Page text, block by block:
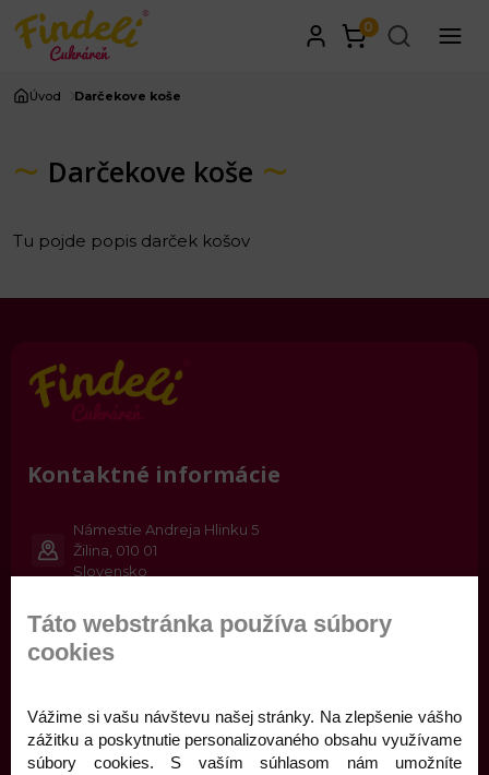
0
Úvod Darčekove koše
Darčekove koše
Tu pojde popis darček košov
Kontaktné informácie
Námestie Andreja Hlinku 5
Žilina, 010 01
Slovensko
041/562 44 02
objednavky@finza.sk
Top kategórie
Táto webstránka používa súbory
cookies
Vážime si vašu návštevu našej stránky. Na zlepšenie vášho
zážitku a poskytnutie personalizovaného obsahu využívame
súbory cookies. S vaším súhlasom nám umožníte